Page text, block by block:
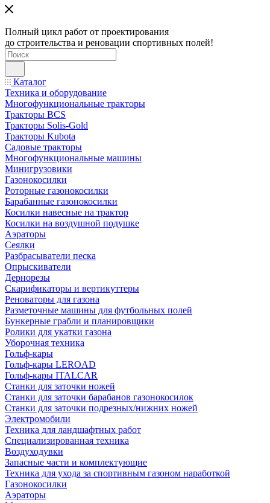
Полный цикл работ от проектирования
до строительства и реновации спортивных полей!
Каталог
Техника и оборудование
Многофункциональные тракторы
Тракторы BCS
Тракторы Solis-Gold
Тракторы Kubota
Садовые тракторы
Многофункциональные машины
Минигрузовики
Газонокосилки
Роторные газонокосилки
Барабанные газонокосилки
Косилки навесные на трактор
Косилки на воздушной подушке
Аэраторы
Сеялки
Разбрасыватели песка
Опрыскиватели
Дернорезы
Скарификаторы и вертикуттеры
Реноваторы для газона
Разметочные машины для футбольных полей
Бункерные грабли и планировщики
Ролики для укатки газона
Уборочная техника
Гольф-кары
Гольф-кары LEROAD
Гольф-кары ITALCAR
Станки для заточки ножей
Станки для заточки барабанов газонокосилок
Станки для заточки подрезных/нижних ножей
Электромобили
Техника для ландшафтных работ
Специализированная техника
Воздуходувки
Запасные части и комплектующие
Техника для ухода за спортивным газоном наработкой
Газонокосилки
Аэраторы